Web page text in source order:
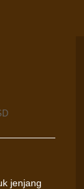
jenjang